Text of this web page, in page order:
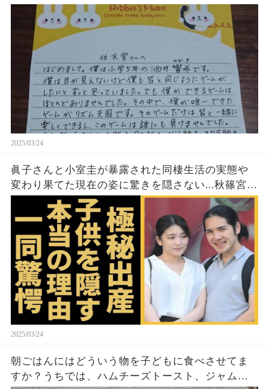
2025/03/24
眞子さんと小室圭が暴露された同棲生活の実態や
変わり果てた現在の姿に驚きを隠さない...秋篠宮家
の長女がアメリカで極秘出産の真相や暴露された
ヤバいO癖に言葉を失う...
2025/03/24
朝ごはんにはどういう物を子どもに食べさせてま
すか？うちでは、ハムチーズトースト、ジャムト